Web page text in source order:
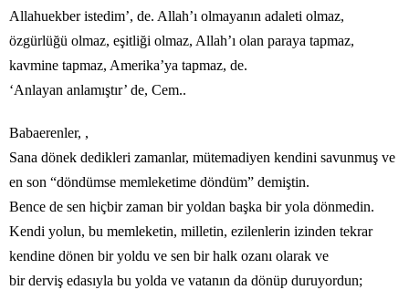
Allahuekber istedim’, de. Allah’ı olmayanın adaleti olmaz,
özgürlüğü olmaz, eşitliği olmaz, Allah’ı olan paraya tapmaz,
kavmine tapmaz, Amerika’ya tapmaz, de.
‘Anlayan anlamıştır’ de, Cem..
Babaerenler, ,
Sana dönek dedikleri zamanlar, mütemadiyen kendini savunmuş ve
en son “döndümse memleketime döndüm” demiştin.
Bence de sen hiçbir zaman bir yoldan başka bir yola dönmedin.
Kendi yolun, bu memleketin, milletin, ezilenlerin izinden tekrar
kendine dönen bir yoldu ve sen bir halk ozanı olarak ve
bir derviş edasıyla bu yolda ve vatanın da dönüp duruyordun;